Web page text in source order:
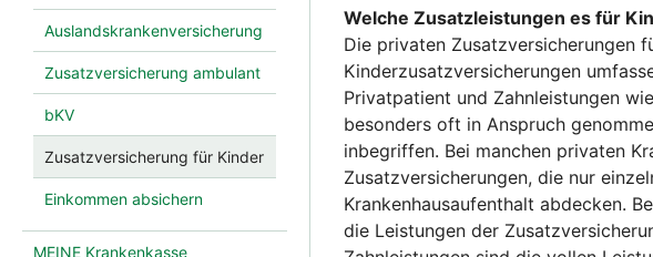
Auslandskrankenversicherung
Zusatzversicherung ambulant
bKV
Zusatzversicherung für Kinder
Einkommen absichern
MEINE Krankenkasse
Welche Zusatzleistungen es für
Die privaten Zusatzversicherungen
Kinderzusatzversicherungen
Privatpatient und Zahnleistungen
besonders oft in Anspruch
inbegriffen. Bei manchen privaten
Zusatzversicherungen, die nur
Krankenhausaufenthalt abdecken.
die Leistungen der